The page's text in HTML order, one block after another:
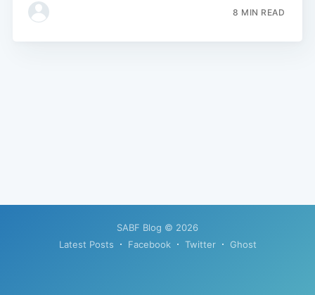
8 MIN READ
SABF Blog © 2026
Latest Posts
Facebook Twitter Ghost